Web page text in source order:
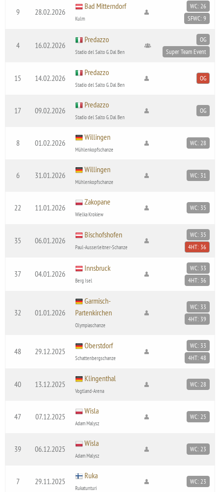
9 28.02.2026
Bad Mitterndorf
Kulm
WC: 26
SFWC: 9
4 16.02.2026
Predazzo
Stadio del Salto G. Dal Ben
OG
Super Team Event
15 14.02.2026
Predazzo
Stadio del Salto G. Dal Ben
OG
17 09.02.2026
Predazzo
Stadio del Salto G. Dal Ben
OG
8 01.02.2026
Willingen
Mühlenkopfschanze
WC: 28
6 31.01.2026
Willingen
Mühlenkopfschanze
WC: 31
22 11.01.2026
Zakopane
Wielka Krokiew
WC: 35
35 06.01.2026
Bischofshofen
Paul-Ausserleitner-Schanze
WC: 35
4HT: 36
37 04.01.2026
Innsbruck
Berg Isel
WC: 33
4HT: 36
32 01.01.2026
Garmisch-
Partenkirchen
Olympiaschanze
WC: 33
4HT: 39
48 29.12.2025
Oberstdorf
Schattenbergschanze
WC: 33
4HT: 48
40 13.12.2025
Klingenthal
Vogtland-Arena
WC: 28
47 07.12.2025
Wisla
Adam Malysz
WC: 25
39 06.12.2025
Wisla
Adam Malysz
WC: 23
7 29.11.2025
Ruka
Rukatunturi
WC: 23